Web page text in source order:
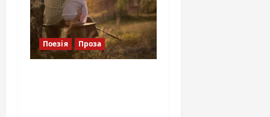
Поезія Проза